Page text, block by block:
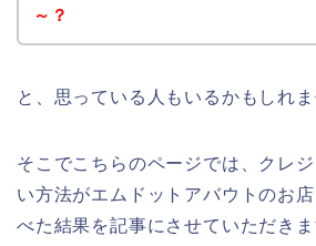
～？
と、思っている人もいるかもしれま
そこでこちらのページでは、クレ
い方法がエムドットアバウトのお
べた結果を記事にさせていただきま